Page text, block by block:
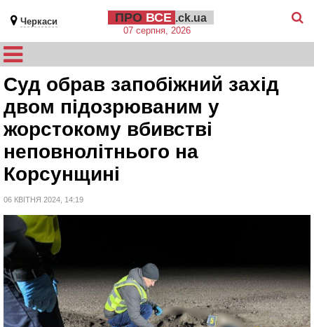
Черкаси ПРО ВСЕ .ck.ua
07 серпня, 2026
Суд обрав запобіжний захід
двом підозрюваним у
жорстокому вбивстві
неповнолітнього на
Корсунщині
06 КВІТНЯ 2024, 14:19